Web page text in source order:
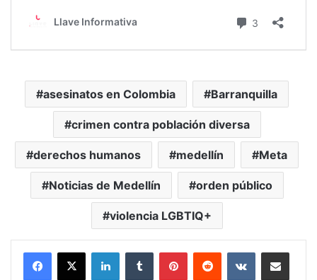
asesinatos en Colombia Barranquilla
crimen contra población diversa
derechos humanos medellín Meta
Noticias de Medellín orden público
violencia LGBTIQ+
LinkedInTumblr PinterestReddit VKontakteCompartir vía Mail